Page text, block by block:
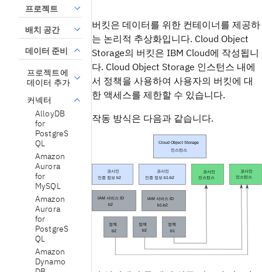
프로젝트
배치 공간
데이터 준비
프로젝트에
데이터 추가
커넥터
AlloyDB
for
PostgreS
QL
Amazon
Aurora
for
MySQL
Amazon
Aurora
for
PostgreS
QL
Amazon
Dynamo
버킷은 데이터를 위한 컨테이너를 제공하
는 논리적 추상화입니다. Cloud Object
Storage의 버킷은 IBM Cloud에 작성됩니
다. Cloud Object Storage 인스턴스 내에
서 정책을 사용하여 사용자의 버킷에 대
한 액세스를 제한할 수 있습니다.
작동 방식은 다음과 같습니다.